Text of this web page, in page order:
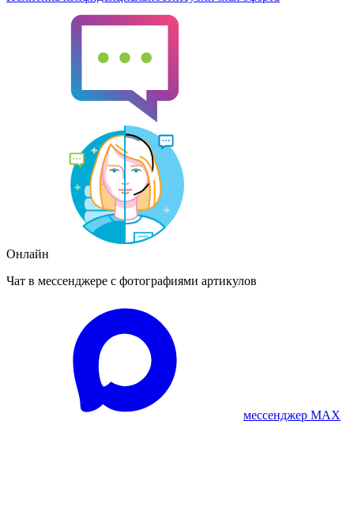
Онлайн
Чат в мессенджере с фотографиями артикулов
мессенджер MAX